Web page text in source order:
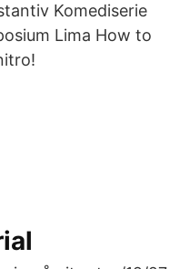
Komediserie
Lima How to